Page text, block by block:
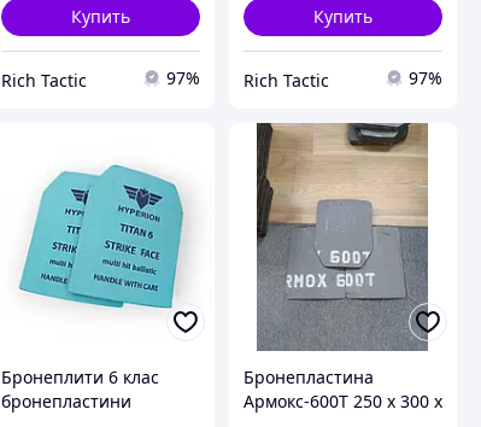
Купить
Rich Tactic 97%
Купить
Rich Tactic 97%
Бронеплити 6 клас
бронепластини
Бронепластина
Армокс-600Т 250 x 300 x